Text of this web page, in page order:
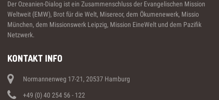
Der Ozeanien-Dialog ist ein Zusammenschluss der Evangelischen Mission
Weltweit (EMW), Brot für die Welt, Misereor, dem Ökumenewerk, Missio
München, dem Missionswerk Leipzig, Mission EineWelt und dem Pazifik
Netzwerk.
KONTAKT INFO
Normannenweg 17-21, 20537 Hamburg
+49 (0) 40 254 56 - 122